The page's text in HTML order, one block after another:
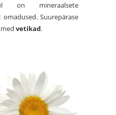
on mineraalsete
Suurepärase
vetikad.